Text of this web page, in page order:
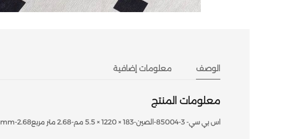
الوصف معلومات إضافية
معلومات المنتج
اس بي سي- 3-85004-الصين-183 × 1220 × 5.5 مم-2.68 متر مربعSPC-85004-3-CHINA-1220 X 183 X 5.5mm-2.68